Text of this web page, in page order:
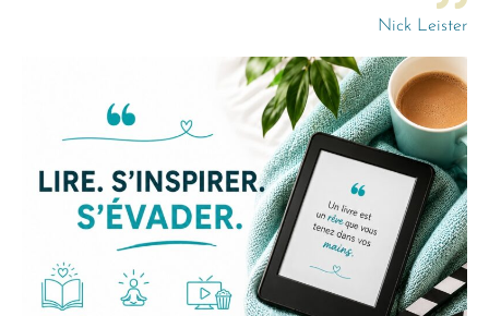
Nick Leister